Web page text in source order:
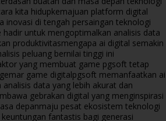
kita hidupkemajuan platform digital
inovasi di tengah persaingan teknologi
hadir untuk mengoptimalkan analisis data
produktivitasmengapa ai digital semakin
peluang bernilai tinggi ini
yang membuat game pgsoft tetap
game digitalpgsoft memanfaatkan ai
data yang lebih akurat dan
gebrakan digital yang menginspirasi
depanmaju pesat ekosistem teknologi
fantastis bagi generasi